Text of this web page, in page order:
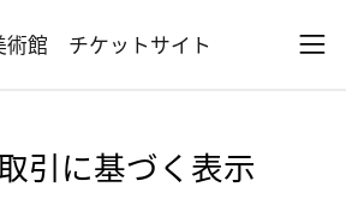
術館 チケットサイト
引に基づく表示